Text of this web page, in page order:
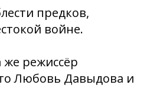
предков,
войне.
режиссёр
Любовь Давыдова и